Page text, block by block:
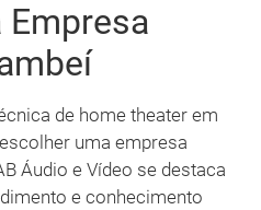
Empresa
de home theater em
uma empresa
Áudio e Vídeo se destaca
e conhecimento